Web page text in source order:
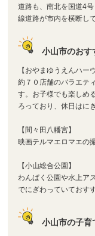
道路も、南北を国道4
線道路が市内を横断し
小山市のおす
【おやまゆうえんハー
約７０店舗のバラエテ
す。お子様でも楽しめ
ろっており、休日はに
【間々田八幡宮】
映画テルマエロマエの
【小山総合公園】
わんぱく公園や水上ア
でにぎわっていておす
小山市の子育